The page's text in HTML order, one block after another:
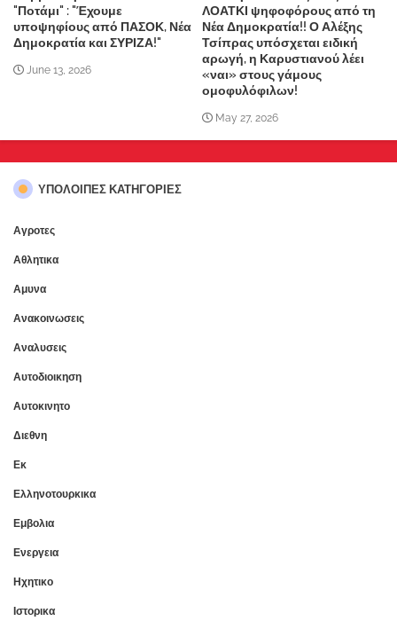
"Ποτάμι" : "Έχουμε
υποψηφίους από ΠΑΣΟΚ, Νέα
Δημοκρατία και ΣΥΡΙΖΑ!"
June 13, 2026
ΛΟΑΤΚΙ ψηφοφόρους από τη
Νέα Δημοκρατία!! Ο Αλέξης
Τσίπρας υπόσχεται ειδική
αρωγή, η Καρυστιανού λέει
«ναι» στους γάμους
ομοφυλόφιλων!
May 27, 2026
ΥΠΌΛΟΙΠΕΣ ΚΑΤΗΓΟΡΊΕΣ
Αγροτες
Αθλητικα
Αμυνα
Ανακοινωσεις
Αναλυσεις
Αυτοδιοικηση
Αυτοκινητο
Διεθνη
Εκ
Ελληνοτουρκικα
Εμβολια
Ενεργεια
Ηχητικο
Ιστορικα